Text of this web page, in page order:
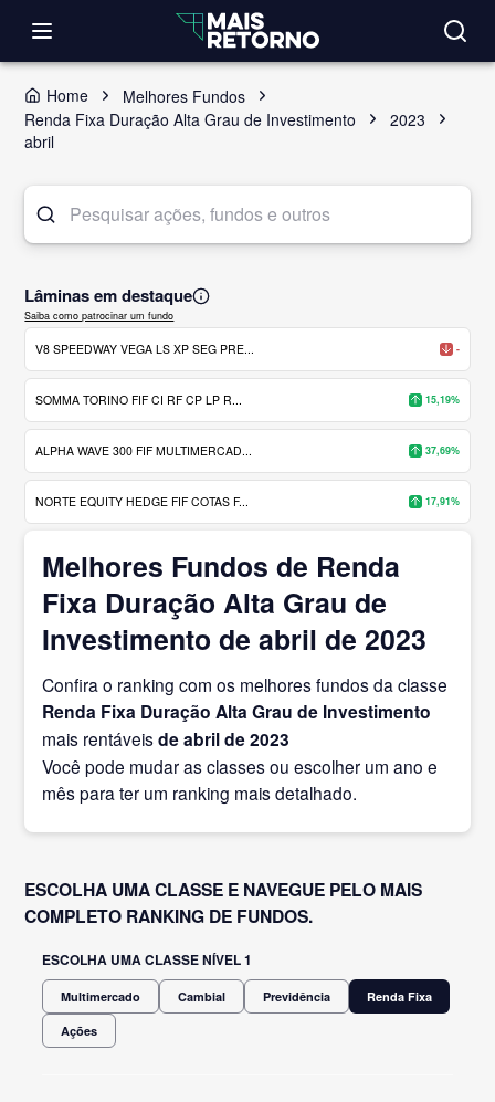
Home
Melhores Fundos
Renda Fixa Duração Alta Grau de Investimento
2023
abril
Lâminas em destaque
Saiba como patrocinar um fundo
V8 SPEEDWAY VEGA LS XP SEG PRE... -
SOMMA TORINO FIF CI RF CP LP R... 15,19%
ALPHA WAVE 300 FIF MULTIMERCAD... 37,69%
NORTE EQUITY HEDGE FIF COTAS F... 17,91%
Melhores Fundos de Renda
Fixa Duração Alta Grau de
Investimento de abril de 2023
Confira o ranking com os melhores fundos da classe
Renda Fixa Duração Alta Grau de Investimento
mais rentáveisde abrilde 2023
Você pode mudar as classes ou escolher um ano e
mês para ter um ranking mais detalhado.
ESCOLHA UMA CLASSE E NAVEGUE PELO MAIS
COMPLETO RANKING DE FUNDOS.
ESCOLHA UMA CLASSE NÍVEL 1
Multimercado Cambial Previdência Renda Fixa
Ações